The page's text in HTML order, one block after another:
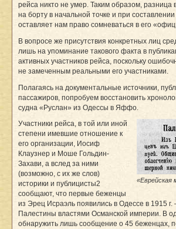
рейса никто не умер. Таким образом,
на борту в начальной точке и при
оставляет нам право сомневаться в его
В вопросе же присутствия конкретных лиц
лишь на упоминание такового факта в
активных участников рейса, поскольку
не замеченным реальными его участниками.
Полагаясь на документальные источники,
пассажиров, попробуем восстановить
судна «Руслан» из Одессы в Яффо.
«Еврейская
Участники рейса, в той или иной
степени имевшие отношение к
его организации, Иосиф
Клаузнер и Моше Гольдин-
Захави, а вслед за ними
(возможно, с их же слов)
историки и публицисты2
сообщают, что первые беженцы
из Эрец Исраэль появились в Одессе в 1915
Палестины властями Османской империи. В
обнаружить лишь сообщение о 45 беженцах,